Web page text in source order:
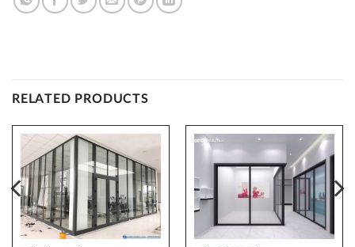
RELATED PRODUCTS